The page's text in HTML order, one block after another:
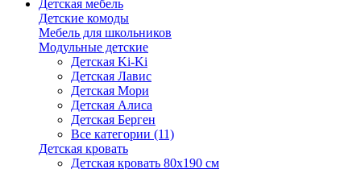
Детская мебель
Детские комоды
Мебель для школьников
Модульные детские
Детская Ki-Ki
Детская Лавис
Детская Мори
Детская Алиса
Детская Берген
Все категории (11)
Детская кровать
Детская кровать 80х190 см